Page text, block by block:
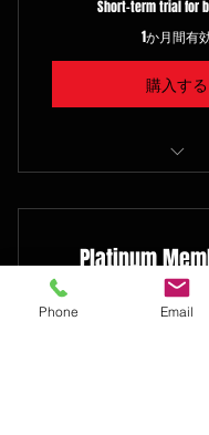
Short-term trial for
1か月間有
購入する
I'm a benefit
Platinum
40
Phone Email